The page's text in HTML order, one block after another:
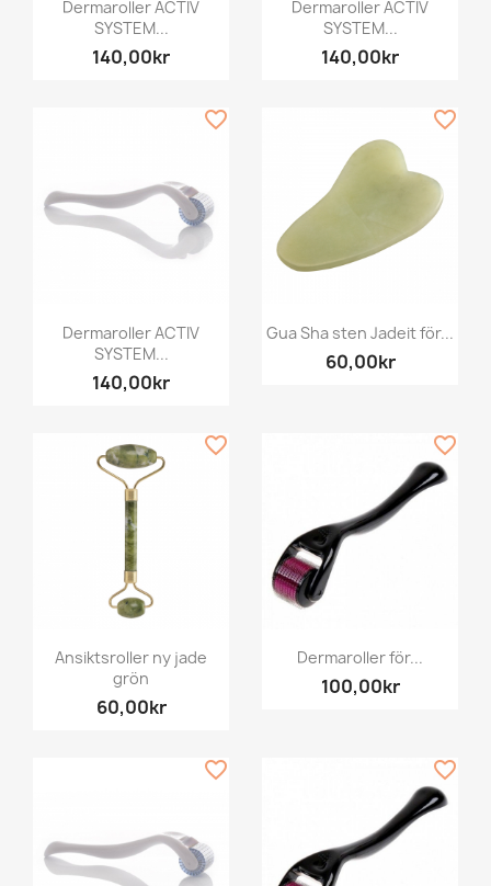
Dermaroller ACTIV
SYSTEM...
140,00kr
Dermaroller ACTIV
SYSTEM...
140,00kr
Dermaroller ACTIV
SYSTEM...
140,00kr
favorite_border
Gua Sha sten Jadeit för...
60,00kr
favorite_border
Ansiktsroller ny jade
grön
60,00kr
favorite_border
Dermaroller för...
100,00kr
favorite_border
favorite_border favorite_border